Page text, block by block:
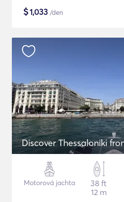
$1,033 /den
Discover Thessaloniki
Motorová jachta
38 ft
12 m